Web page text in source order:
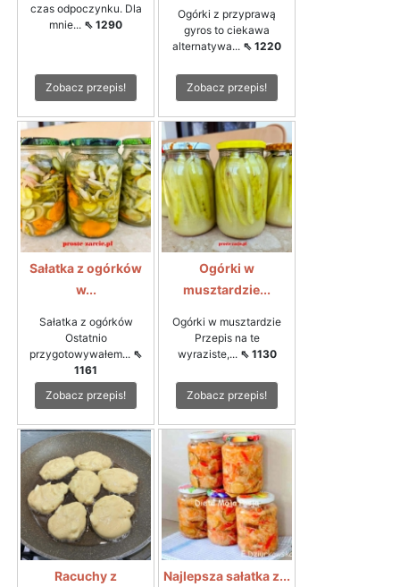
czas odpoczynku. Dla
mnie... ⇖ 1290
Zobacz przepis!
Ogórki z przyprawą
gyros to ciekawa
alternatywa... ⇖ 1220
Zobacz przepis!
Sałatka z ogórków
w...
Sałatka z ogórków
Ostatnio
przygotowywałem... ⇖
1161
Zobacz przepis!
Ogórki w
musztardzie...
Ogórki w musztardzie
Przepis na te
wyraziste,... ⇖ 1130
Zobacz przepis!
Racuchy z
Najlepsza sałatka z...